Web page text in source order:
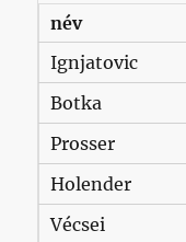
név
Ignjatovic
Botka
Prosser
Holender
Vécsei